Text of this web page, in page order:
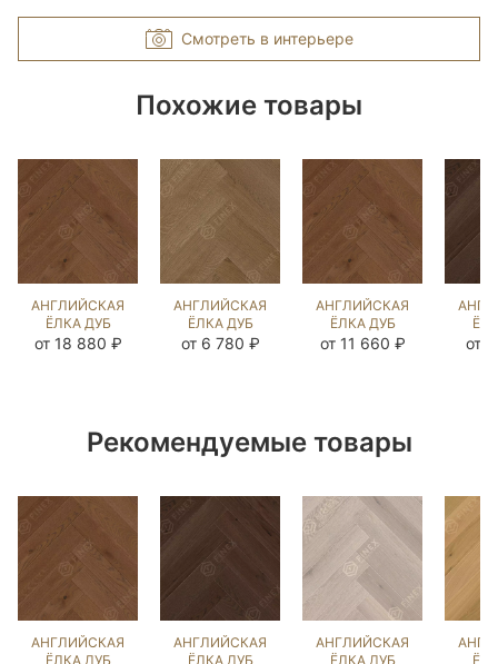
Смотреть в интерьере
Похожие товары
АНГЛИЙСКАЯ
ЁЛКА ДУБ
ЧЁРНЫЙ
от 18 880 ₽
АНГЛИЙСКАЯ
ЁЛКА ДУБ
ЭСТЕЙТ NEW
от 6 780 ₽
АНГЛИЙСКАЯ
ЁЛКА ДУБ
ЧЁРНЫЙ
от 11 660 ₽
СИЛ
от
Рекомендуемые товары
АНГЛИЙСКАЯ
ЁЛКА ДУБ
АНГЛИЙСКАЯ
ЁЛКА ДУБ
АНГЛИЙСКАЯ
ЁЛКА ДУБ